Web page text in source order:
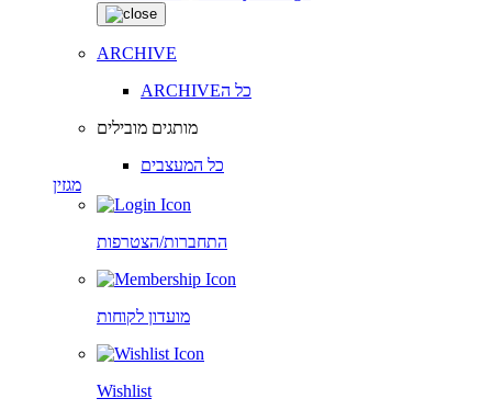
ARCHIVE
ARCHIVEכל ה
מותגים מובילים
כל המעצבים
מגזין
התחברות/הצטרפות
מועדון לקוחות
Wishlist